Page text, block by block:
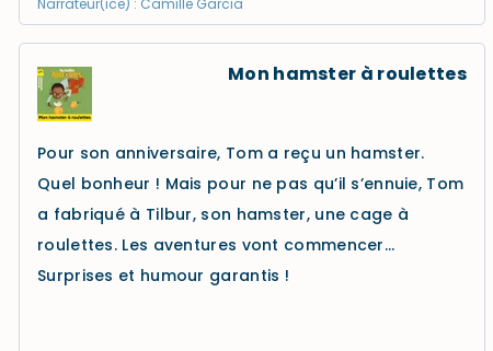
Narrateur(ice) : Camille Garcia
Mon hamster à roulettes
Pour son anniversaire, Tom a reçu un hamster.
Quel bonheur ! Mais pour ne pas qu’il s’ennuie, Tom
a fabriqué à Tilbur, son hamster, une cage à
roulettes. Les aventures vont commencer…
Surprises et humour garantis !